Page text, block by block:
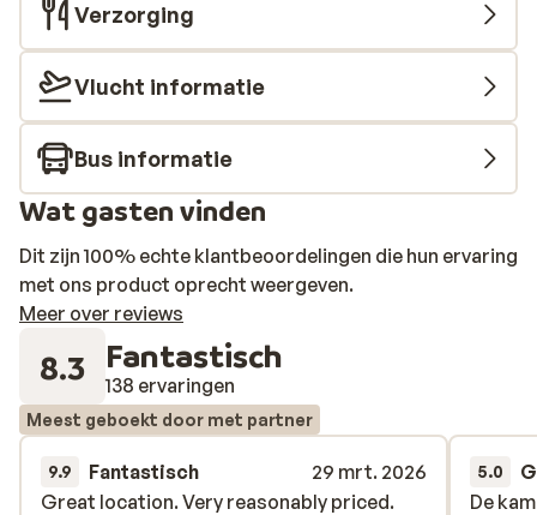
Verzorging
Vlucht informatie
Bus informatie
Wat gasten vinden
Dit zijn 100% echte klantbeoordelingen die hun ervaring
met ons product oprecht weergeven.
Meer over reviews
8.3 Fantastisch
138 ervaringen
Meest geboekt door met partner
9.9 Fantastisch
29 mrt. 2026
Great location. Very reasonably priced.
Great location. Very reasonably priced.
5.0
De
De